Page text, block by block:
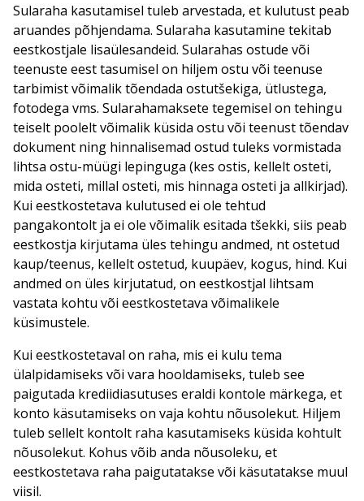
Sularaha kasutamisel tuleb arvestada, et kulutust peab
aruandes põhjendama. Sularaha kasutamine tekitab
eestkostjale lisaülesandeid. Sularahas ostude või
teenuste eest tasumisel on hiljem ostu või teenuse
tarbimist võimalik tõendada ostutšekiga, ütlustega,
fotodega vms. Sularahamaksete tegemisel on tehingu
teiselt poolelt võimalik küsida ostu või teenust tõendav
dokument ning hinnalisemad ostud tuleks vormistada
lihtsa ostu-müügi lepinguga (kes ostis, kellelt osteti,
mida osteti, millal osteti, mis hinnaga osteti ja allkirjad).
Kui eestkostetava kulutused ei ole tehtud
pangakontolt ja ei ole võimalik esitada tšekki, siis peab
eestkostja kirjutama üles tehingu andmed, nt ostetud
kaup/teenus, kellelt ostetud, kuupäev, kogus, hind. Kui
andmed on üles kirjutatud, on eestkostjal lihtsam
vastata kohtu või eestkostetava võimalikele
küsimustele.
Kui eestkostetaval on raha, mis ei kulu tema
ülalpidamiseks või vara hooldamiseks, tuleb see
paigutada krediidiasutuses eraldi kontole märkega, et
konto käsutamiseks on vaja kohtu nõusolekut. Hiljem
tuleb sellelt kontolt raha kasutamiseks küsida kohtult
nõusolekut. Kohus võib anda nõusoleku, et
eestkostetava raha paigutatakse või käsutatakse muul
viisil.